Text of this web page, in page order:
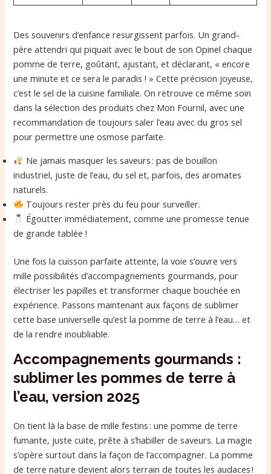
Des souvenirs d’enfance resurgissent parfois. Un grand-
père attendri qui piquait avec le bout de son Opinel chaque
pomme de terre, goûtant, ajustant, et déclarant, « encore
une minute et ce sera le paradis ! » Cette précision joyeuse,
c’est le sel de la cuisine familiale. On retrouve ce même soin
dans la sélection des produits chez Mon Fournil, avec une
recommandation de toujours saler l’eau avec du gros sel
pour permettre une osmose parfaite.
Ne jamais masquer les saveurs : pas de bouillon
industriel, juste de l’eau, du sel et, parfois, des aromates
naturels.
Toujours rester près du feu pour surveiller.
Égoutter immédiatement, comme une promesse tenue
de grande tablée !
Une fois la cuisson parfaite atteinte, la voie s’ouvre vers
mille possibilités d’accompagnements gourmands, pour
électriser les papilles et transformer chaque bouchée en
expérience. Passons maintenant aux façons de sublimer
cette base universelle qu’est la pomme de terre à l’eau… et
de la rendre inoubliable.
Accompagnements gourmands :
sublimer les pommes de terre à
l’eau, version 2025
On tient là la base de mille festins : une pomme de terre
fumante, juste cuite, prête à s’habiller de saveurs. La magie
s’opère surtout dans la façon de l’accompagner. La pomme
de terre nature devient alors terrain de toutes les audaces !